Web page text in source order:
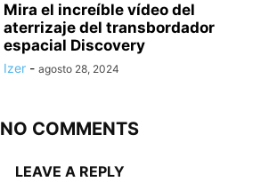
Mira el increíble vídeo del
aterrizaje del transbordador
espacial Discovery
Izer - agosto 28, 2024
NO COMMENTS
LEAVE A REPLY